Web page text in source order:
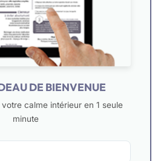
DE BIENVENUE
calme intérieur en 1 seule
minute